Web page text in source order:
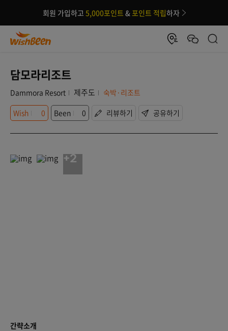
회원 가입하고 5,000포인트 &포인트 적립하자
담모라리조트
Dammora Resort 제주도
숙박·리조트
Wish
0 Been 0 리뷰하기 공유하기
+2
간략소개